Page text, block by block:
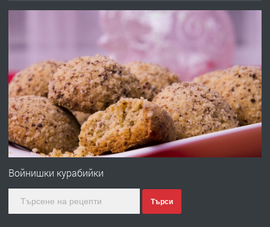
АПАРТАМЕНТ В ЦЕНТЪРА НА ГР.
ПРЕДЛАГА Давам гараж под наем
преди 4 дни
ПРЕДЛАГА
№4120 Магазин/Офис под наем в кв.
градската градина!
Войнишки курабийки
Търси